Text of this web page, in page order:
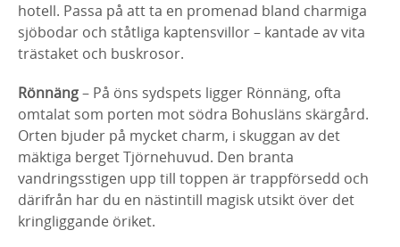
hotell. Passa på att ta en promenad bland charmiga
sjöbodar och ståtliga kaptensvillor – kantade av vita
trästaket och buskrosor.
Rönnäng– På öns sydspets ligger Rönnäng, ofta
omtalat som porten mot södra Bohusläns skärgård.
Orten bjuder på mycket charm, i skuggan av det
mäktiga berget Tjörnehuvud. Den branta
vandringsstigen upp till toppen är trappförsedd och
därifrån har du en nästintill magisk utsikt över det
kringliggande öriket.